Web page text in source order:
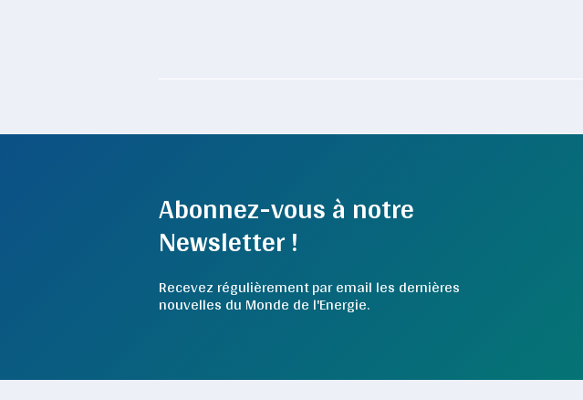
Abonnez-vous à notre
Newsletter !
Recevez régulièrement par email les dernières
nouvelles du Monde de l'Energie.